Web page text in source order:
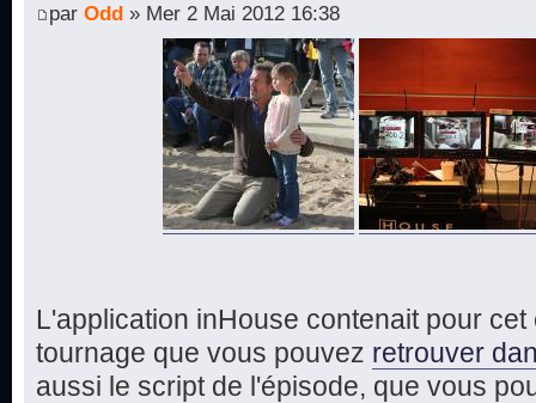
par Odd » Mer 2 Mai 2012 16:38
L'application inHouse contenait pour
tournage que vous pouvez retrouver
aussi le script de l'épisode, que vous